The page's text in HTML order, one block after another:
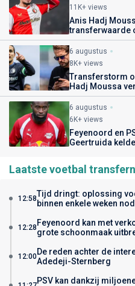
11K+ views
Anis Hadj
transferwaarde
6 augustus
8K+ views
Transferstorm
Hadj Moussa
6 augustus
6K+ views
Feyenoord en
Geertruida
Laatste voetbal
12:58Tijd dringt: oplossing
binnen enkele weken
12:28Feyenoord kan met
grote schoonmaak
12:00De reden achter de
Adedeji-Sternberg
PSV kan dankzij